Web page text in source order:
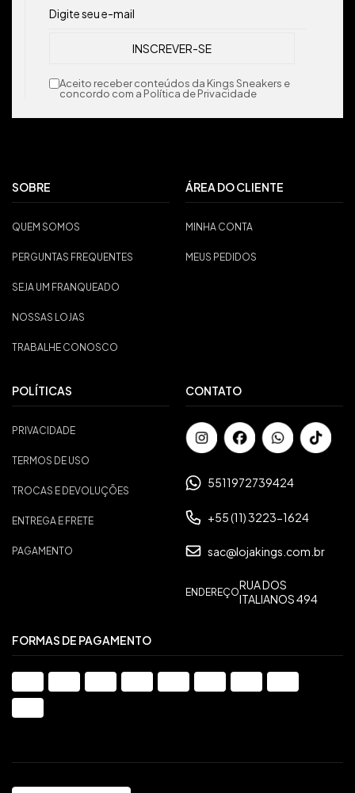
Aceito receber conteúdos da Kings Sneakers e
concordo com a Política de Privacidade
SOBRE
QUEM SOMOS
PERGUNTAS FREQUENTES
SEJA UM FRANQUEADO
NOSSAS LOJAS
TRABALHE CONOSCO
ÁREA DO CLIENTE
MINHA CONTA
MEUS PEDIDOS
POLÍTICAS
PRIVACIDADE
TERMOS DE USO
TROCAS E DEVOLUÇÕES
ENTREGA E FRETE
PAGAMENTO
CONTATO
5511972739424
+55 (11) 3223-1624
sac@lojakings.com.br
ENDEREÇORUA DOS
ITALIANOS 494
FORMAS DE PAGAMENTO